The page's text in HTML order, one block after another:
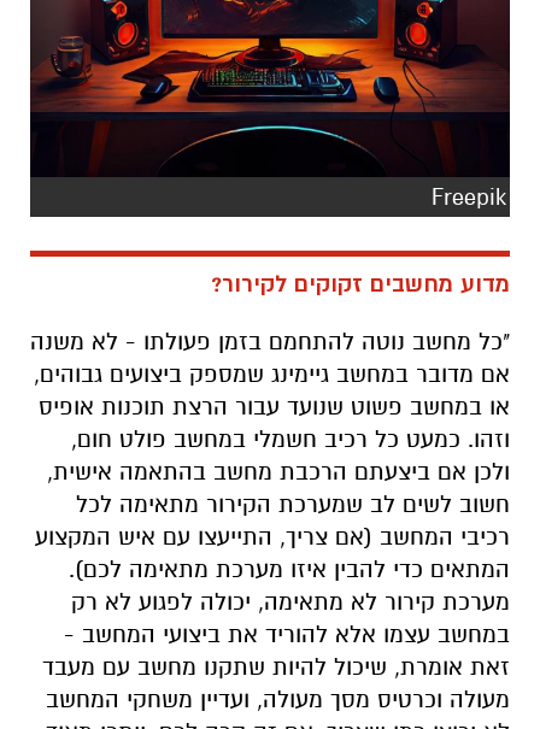
Freepik
מדוע מחשבים זקוקים לקירור?
"כל מחשב נוטה להתחמם בזמן פעולתו - לא משנה
אם מדובר במחשב גיימינג שמספק ביצועים גבוהים,
או במחשב פשוט שנועד עבור הרצת תוכנות אופיס
וזהו. כמעט כל רכיב חשמלי במחשב פולט חום,
ולכן אם ביצעתם הרכבת מחשב בהתאמה אישית,
חשוב לשים לב שמערכת הקירור מתאימה לכל
רכיבי המחשב (אם צריך, התייעצו עם איש המקצוע
המתאים כדי להבין איזו מערכת מתאימה לכם).
מערכת קירור לא מתאימה, יכולה לפגוע לא רק
במחשב עצמו אלא להוריד את ביצועי המחשב -
זאת אומרת, שיכול להיות שתקנו מחשב עם מעבד
מעולה וכרטיס מסך מעולה, ועדיין משחקי המחשב